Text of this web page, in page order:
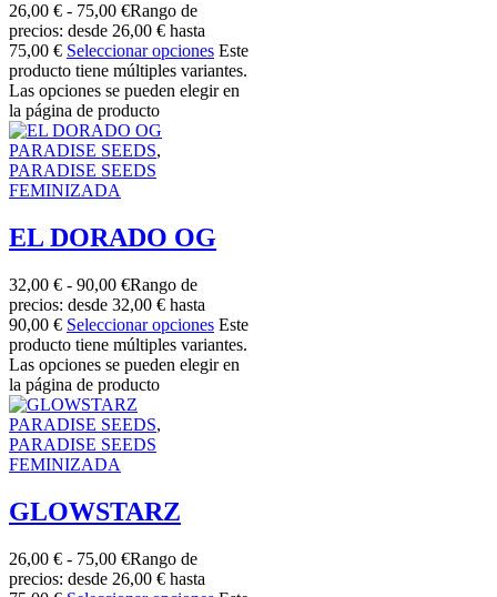
26,00 € - 75,00 €Rango de
precios: desde 26,00 € hasta
75,00 € Seleccionar opciones Este
producto tiene múltiples variantes.
Las opciones se pueden elegir en
la página de producto
PARADISE SEEDS,
PARADISE SEEDS
FEMINIZADA
EL DORADO OG
32,00 € - 90,00 €Rango de
precios: desde 32,00 € hasta
90,00 € Seleccionar opciones Este
producto tiene múltiples variantes.
Las opciones se pueden elegir en
la página de producto
PARADISE SEEDS,
PARADISE SEEDS
FEMINIZADA
GLOWSTARZ
26,00 € - 75,00 €Rango de
precios: desde 26,00 € hasta